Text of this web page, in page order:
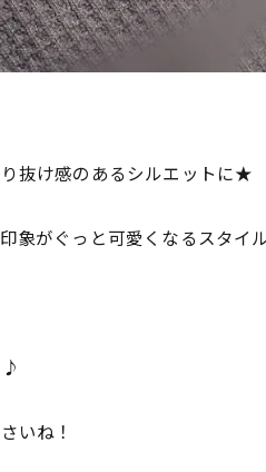
抜け感のあるシルエットに★
象がぐっと可愛くなるスタイ
♪
いね！